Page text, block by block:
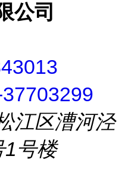
公司
江区漕河泾
1号楼